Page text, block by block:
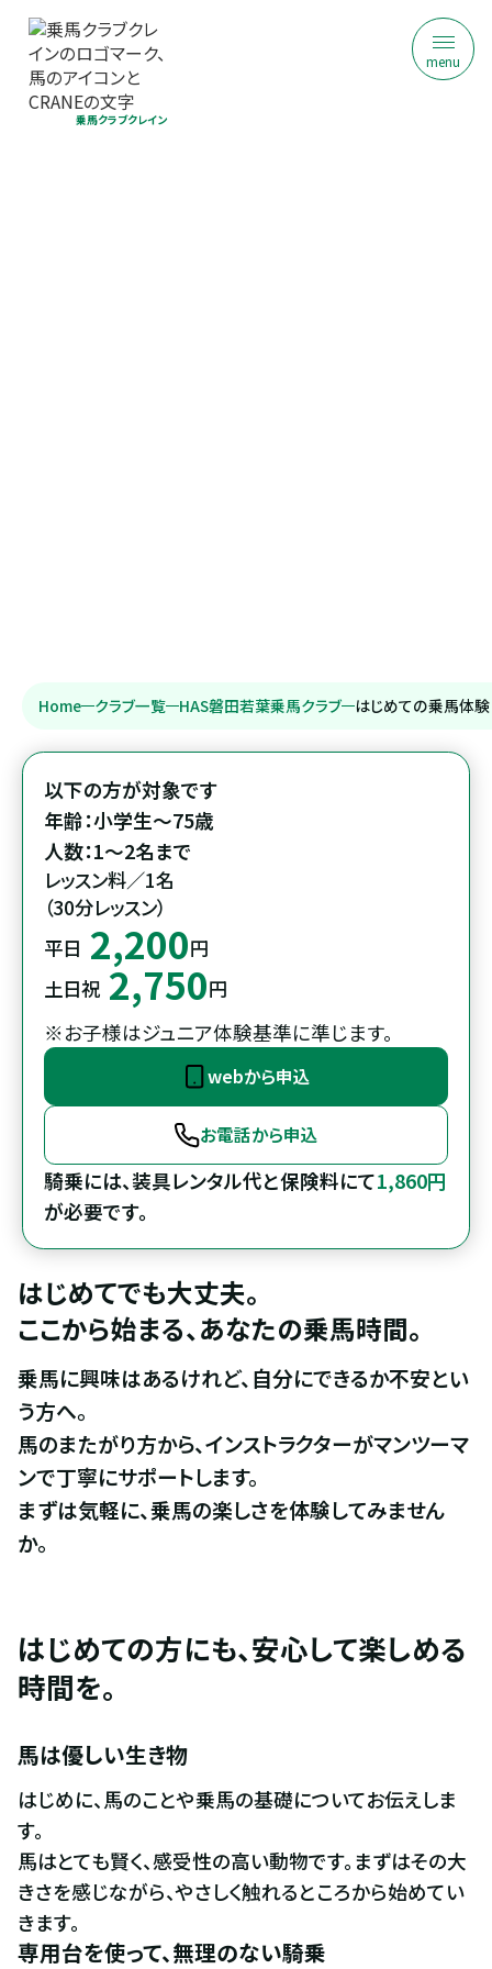
乗馬クラブクレイン
menu
Home クラブ一覧 HAS磐田若葉乗馬クラブ はじめての乗馬体
以下の方が対象です
年齢：小学生～75歳
レッスン料／1名
（30分レッスン）
平日 2,200円
土日祝 2,750円
※お子様はジュニア体験基準に準じます。
webから申込
お電話から申込
騎乗には、装具レンタル代と保険料にて1,860円
が必要です。
はじめてでも大丈夫。
ここから始まる、あなたの乗馬時間。
乗馬に興味はあるけれど、自分にできるか不安とい
う方へ。
馬のまたがり方から、インストラクターがマンツーマ
ンで丁寧にサポートします。
まずは気軽に、乗馬の楽しさを体験してみません
か。
はじめての方にも、安心して楽しめる
時間を。
馬は優しい生き物
はじめに、馬のことや乗馬の基礎についてお伝えしま
す。
馬はとても賢く、感受性の高い動物です。まずはその大
きさを感じながら、やさしく触れるところから始めてい
きます。
専用台を使って、無理のない騎乗